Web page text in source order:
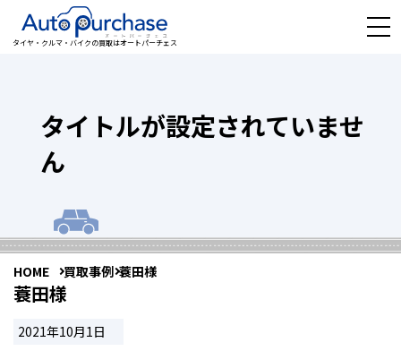
タイヤ・クルマ・バイクの買取はオートパーチェス
タイトルが設定されていませ
ん
HOME 買取事例 蓑田様
蓑田様
2021年10月1日